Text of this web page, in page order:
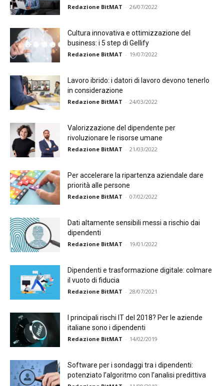
Redazione BitMAT - 26/07/2022
Cultura innovativa e ottimizzazione del
business: i 5 step di Gellify
Redazione BitMAT - 19/07/2022
Lavoro ibrido: i datori di lavoro devono tenerlo
in considerazione
Redazione BitMAT - 24/03/2022
Valorizzazione del dipendente per
rivoluzionare le risorse umane
Redazione BitMAT - 21/03/2022
Per accelerare la ripartenza aziendale dare
priorità alle persone
Redazione BitMAT - 07/02/2022
Dati altamente sensibili messi a rischio dai
dipendenti
Redazione BitMAT - 19/01/2022
Dipendenti e trasformazione digitale: colmare
il vuoto di fiducia
Redazione BitMAT - 28/07/2021
I principali rischi IT del 2018? Per le aziende
italiane sono i dipendenti
Redazione BitMAT - 14/02/2019
Software per i sondaggi tra i dipendenti:
potenziato l’algoritmo con l’analisi predittiva